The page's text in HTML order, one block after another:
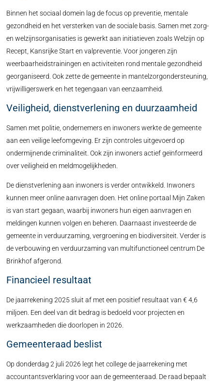
Binnen het sociaal domein lag de focus op preventie, mentale
gezondheid en het versterken van de sociale basis. Samen met zorg-
en welzijnsorganisaties is gewerkt aan initiatieven zoals Welzijn op
Recept, Kansrijke Start en valpreventie. Voor jongeren zijn
weerbaarheidstrainingen en activiteiten rond mentale gezondheid
georganiseerd. Ook zette de gemeente in mantelzorgondersteuning,
vrijwilligerswerk en het tegengaan van eenzaamheid.
Veiligheid, dienstverlening en duurzaamheid
Samen met politie, ondernemers en inwoners werkte de gemeente
aan een veilige leefomgeving. Er zijn controles uitgevoerd op
ondermijnende criminaliteit. Ook zijn inwoners actief geïnformeerd
over veiligheid en meldmogelijkheden.
De dienstverlening aan inwoners is verder ontwikkeld. Inwoners
kunnen meer online aanvragen doen. Het online portaal Mijn Zaken
is van start gegaan, waarbij inwoners hun eigen aanvragen en
meldingen kunnen volgen en beheren. Daarnaast investeerde de
gemeente in verduurzaming, vergroening en biodiversiteit. Verder is
de verbouwing en verduurzaming van multifunctioneel centrum De
Brinkhof afgerond.
Financieel resultaat
De jaarrekening 2025 sluit af met een positief resultaat van € 4,6
miljoen. Een deel van dit bedrag is bedoeld voor projecten en
werkzaamheden die doorlopen in 2026.
Gemeenteraad beslist
Op donderdag 2 juli 2026 legt het college de jaarrekening met
accountantsverklaring voor aan de gemeenteraad. De raad bepaalt